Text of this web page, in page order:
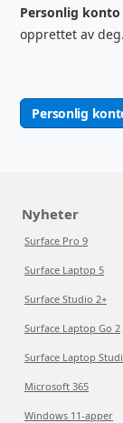
Personlig konto
opprettet av deg.
Personlig
Nyheter
Surface Pro 9
Surface Laptop 5
Surface Studio 2+
Surface Laptop Go 2
Surface Laptop
Microsoft 365
Windows 11-apper